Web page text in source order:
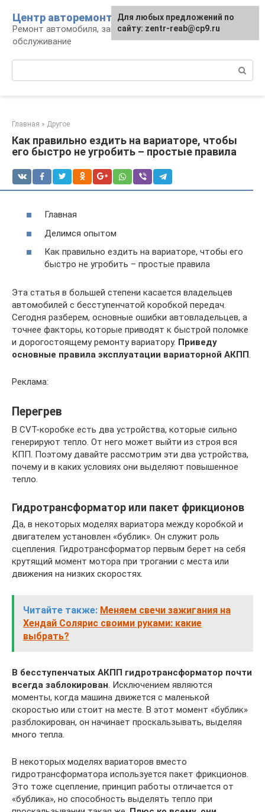
контенту
Центр авторемонта
Ремонт автомобиля, запчасти и
обслуживание
Главная » Другое
Как правильно ездить на вариаторе, чтобы
его быстро не угробить – простые правила
Главная
Делимся опытом
Как правильно ездить на вариаторе, чтобы его
быстро не угробить – простые правила
Эта статья в большей степени касается владельцев
автомобилей с бесступенчатой коробкой передач.
Сегодня разберем, основные ошибки автовладельцев, а
точнее факторы, которые приводят к быстрой поломке
и дорогостоящему ремонту вариатору. Приведу
основные правила эксплуатации вариаторной АКПП.
Реклама:
Перегрев
В CVT-коробке есть два устройства, которые сильно
генерируют тепло. От него может выйти из строя вся
КПП. Поэтому давайте рассмотрим эти два устройства,
почему и в каких условиях они выделяют повышенное
тепло.
Гидротрансформатор или пакет фрикционов
Да, в некоторых моделях вариатора между коробкой и
двигателем установлен «бублик». Он служит роль
сцепления. Гидротрансформатор первым берет на себя
крутящий момент мотора при трогании с места или
движения на низких скоростях.
Читайте также: Меняем свечи зажигания на
Хендай Солярис своими руками: какие
выбрать?
В бесступенчатых АКПП гидротрансформатор почти
всегда заблокирован. Исключением являются
моменты, когда машина движется с маленькой
скоростью или стоит на месте. В этот момент «бублик»
разблокирован, он начинает проскальзывать, выделяя
много тепла.
В некоторых моделях вариаторов вместо
гидротрансформатора используется пакет фрикционов.
Это тоже сцепление, принцип работы отличается от
«бублика», но способность выделять тепло при
Для любых предложений по
сайту: zentr-reab@cp9.ru